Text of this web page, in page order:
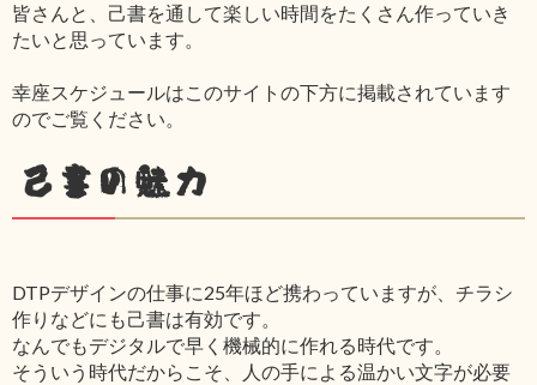
皆さんと、己書を通して楽しい時間をたくさん作っていき
たいと思っています。
幸座スケジュールはこのサイトの下方に掲載されています
のでご覧ください。
己書の魅力
DTPデザインの仕事に25年ほど携わっていますが、チラシ
作りなどにも己書は有効です。
なんでもデジタルで早く機械的に作れる時代です。
そういう時代だからこそ、人の手による温かい文字が必要